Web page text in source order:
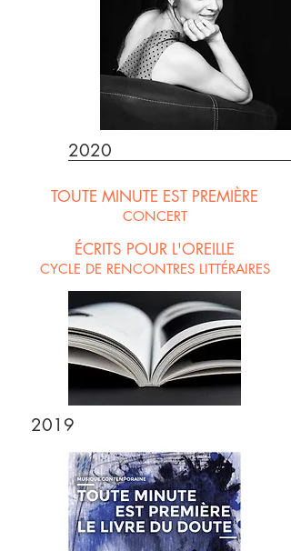
2020
TOUTE MINUTE EST PREMIÈRE
CONCERT
ÉCRITS POUR L'OREILLE
CYCLE DE RENCONTRES LITTÉRAIRES
2019